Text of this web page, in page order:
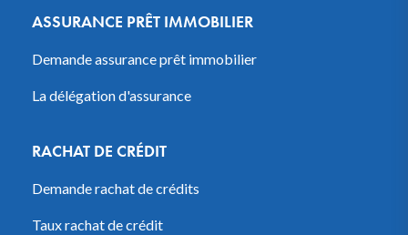
ASSURANCE PRÊT IMMOBILIER
Demande assurance prêt immobilier
La délégation d'assurance
RACHAT DE CRÉDIT
Demande rachat de crédits
Taux rachat de crédit